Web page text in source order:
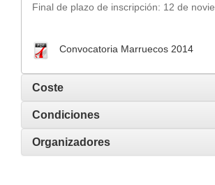
Final de plazo de inscripción: 12 de
Convocatoria Marruecos 2014
Coste
Condiciones
Organizadores